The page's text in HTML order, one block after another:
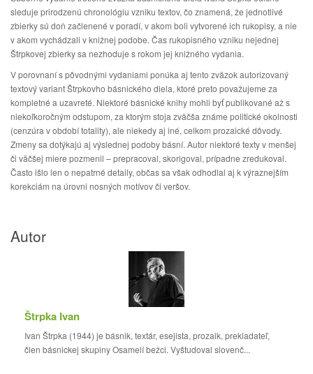
sleduje prirodzenú chronológiu vzniku textov, čo znamená, že jednotlivé
zbierky sú doň začlenené v poradí, v akom boli vytvorené ich rukopisy, a nie
v akom vychádzali v knižnej podobe. Čas rukopisného vzniku nejednej
Štrpkovej zbierky sa nezhoduje s rokom jej knižného vydania.
V porovnaní s pôvodnými vydaniami ponúka aj tento zväzok autorizovaný
textový variant Štrpkovho básnického diela, ktoré preto považujeme za
kompletné a uzavreté. Niektoré básnické knihy mohli byť publikované až s
niekoľkoročným odstupom, za ktorým stoja zväčša známe politické okolnosti
(cenzúra v období totality), ale niekedy aj iné, celkom prozaické dôvody.
Zmeny sa dotýkajú aj výslednej podoby básní. Autor niektoré texty v menšej
či väčšej miere pozmenil – prepracoval, skorigoval, prípadne zredukoval.
Často išlo len o nepatrné detaily, občas sa však odhodlal aj k výraznejším
korekciám na úrovni nosných motívov či veršov.
Autor
Štrpka Ivan
Ivan Štrpka (1944) je básnik, textár, esejista, prozaik, prekladateľ,
člen básnickej skupiny Osamelí bežci. Vyštudoval slovenč...